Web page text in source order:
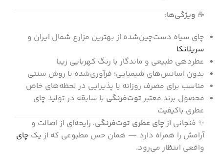
☕ ویژگی‌ها:
چای سیاه دست‌چین‌شده از بهترین مزارع شمال ایران و
سریلانکا
عطردهی طبیعی و ماندگار با رنگ کهربایی زیبا
بدون اسانس‌های شیمیایی؛ فرآوری‌شده با روش سنتی
مناسب برای مصرف روزانه یا پذیرایی در لحظه‌های خاص
محصول برند معتبر توت‌فرنگی با سابقه در تولید چای
عطری باکیفیت
✨ فنجانی ازچای عطری توت‌فرنگی، رایحه‌ای از اصالت و
آرامش را همراه دارد — همان حس مطبوعی که از یک چای
واقعی انتظار می‌رود.